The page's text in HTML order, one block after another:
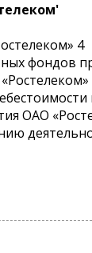
4
фондов
ОАО